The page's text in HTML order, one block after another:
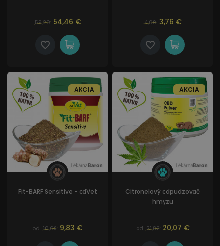
59,20 54,46 € 4,09 3,76 €
Fit-BARF Sensitive - cdVet
od 10,69 9,83 €
AKCIA
Citronelový odpudzovač
hmyzu
od 21,82 20,07 €
AKCIA